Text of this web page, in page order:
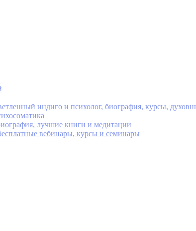
индиго и психолог, биография, курсы,
лучшие книги и медитации
вебинары, курсы и семинары